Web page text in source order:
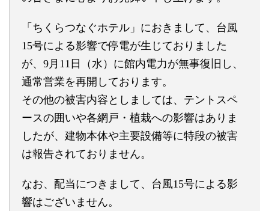
「ちくらつなぐホテル」におきまして、台風
15号による影響で停電が生じておりました
が、9月11日（水）に館内電力が無事復旧し、
通常営業を再開しております。
その他の被害内容としましては、テントスペ
ースの囲いや各網戸・植栽への影響はありま
したが、建物本体や主要設備等に特段の被害
は報告されておりません。
なお、配当につきまして、台風15号による影
響はございません。